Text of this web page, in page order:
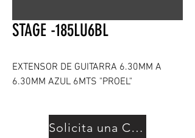
STAGE -185LU6BL
EXTENSOR DE GUITARRA 6.30MM A
6.30MM AZUL 6MTS "PROEL"
Solicita una Cotización